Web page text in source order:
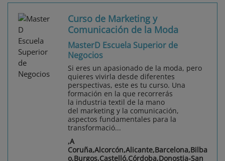
Curso de Marketing y
Comunicación de la Moda
MasterD Escuela Superior de
Negocios
Si eres un apasionado de la moda, pero
quieres vivirla desde diferentes
perspectivas, este es tu curso. Una
formación en la que recorrerás
la industria textil de la mano
del marketing y la comunicación,
aspectos fundamentales para la
transformació...
,A
Coruña,Alcorcón,Alicante,Barcelona,Bilba
o,Burgos,Castelló,Córdoba,Donostia-San